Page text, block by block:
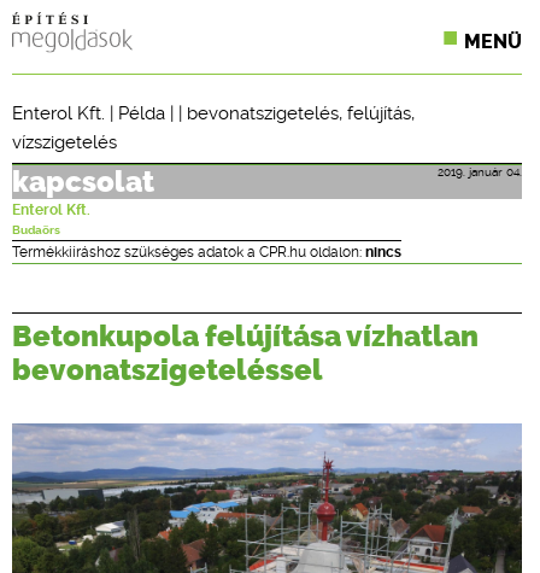
MENÜ
CPR TERMÉKKIÍRÁS
ÉPÍTÉSI JOG
ONLINE KÉPZÉSEK
TERVEZÉSI SEGÉDLETEK
Enterol Kft. | Példa | | bevonatszigetelés, felújítás,
vízszigetelés
2019. január 04.
kapcsolat
Enterol Kft.
Budaörs
Termékkiíráshoz szükséges adatok a CPR.hu oldalon: nincs
Betonkupola felújítása vízhatlan
bevonatszigeteléssel